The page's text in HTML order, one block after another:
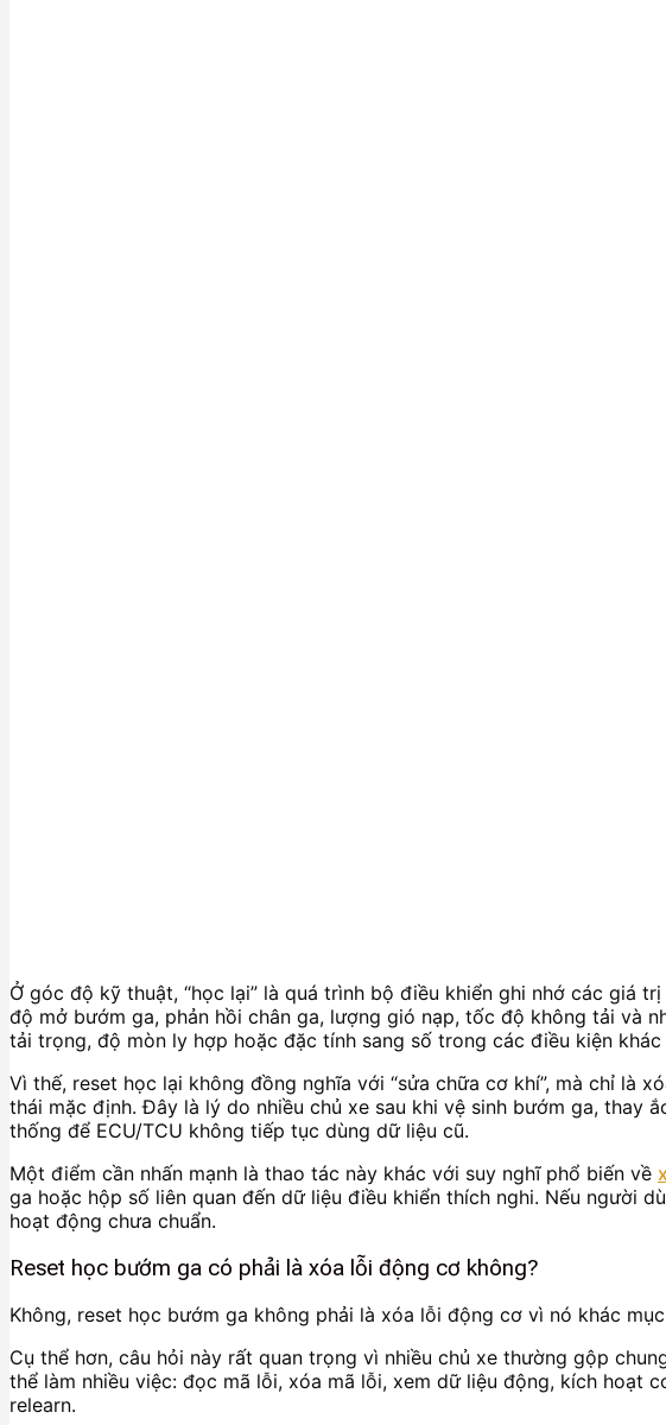
Ở góc độ kỹ thuật, “học lại” là quá trình bộ điều khiển ghi nhớ các giá
độ mở bướm ga, phản hồi chân ga, lượng gió nạp, tốc độ không tải và
tải trọng, độ mòn ly hợp hoặc đặc tính sang số trong các điều kiện khác
Vì thế, reset học lại không đồng nghĩa với “sửa chữa cơ khí”, mà chỉ là
thái mặc định. Đây là lý do nhiều chủ xe sau khi vệ sinh bướm ga, thay
thống để ECU/TCU không tiếp tục dùng dữ liệu cũ.
Một điểm cần nhấn mạnh là thao tác này khác với suy nghĩ phổ biến về
ga hoặc hộp số liên quan đến dữ liệu điều khiển thích nghi. Nếu người
hoạt động chưa chuẩn.
Reset học bướm ga có phải là xóa lỗi động cơ không?
Không, reset học bướm ga không phải là xóa lỗi động cơ vì nó khác
Cụ thể hơn, câu hỏi này rất quan trọng vì nhiều chủ xe thường gộp
thể làm nhiều việc: đọc mã lỗi, xóa mã lỗi, xem dữ liệu động, kích hoạt
relearn.